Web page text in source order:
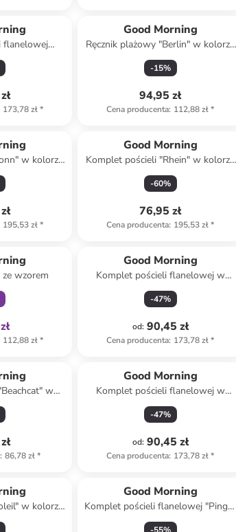
flanelowej
błękitnym
173,78 zł*
Good Morning
Ręcznik plażowy "Berlin" w kolorze
beżowo-niebieskim
-15%
94,95 zł
Cena producenta: 112,88 zł*
w kolorze
195,53 zł*
Good Morning
Komplet pościeli "Rhein" w kolorze
niebiesko-jasnoróżowym
-60%
76,95 zł
Cena producenta: 195,53 zł*
wzorem
112,88 zł*
Good Morning
Komplet pościeli flanelowej w
kolorze niebieskim
-47%
od: 90,45 zł
Cena producenta: 173,78 zł*
w
: 86,78 zł*
Good Morning
Komplet pościeli flanelowej w
kolorze zielonym
-47%
od: 90,45 zł
Cena producenta: 173,78 zł*
w kolorze
Good Morning
Komplet pościeli flanelowej "Pinga"
w kolorze błękitno-biało-szarym